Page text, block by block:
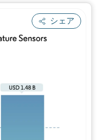
シェア